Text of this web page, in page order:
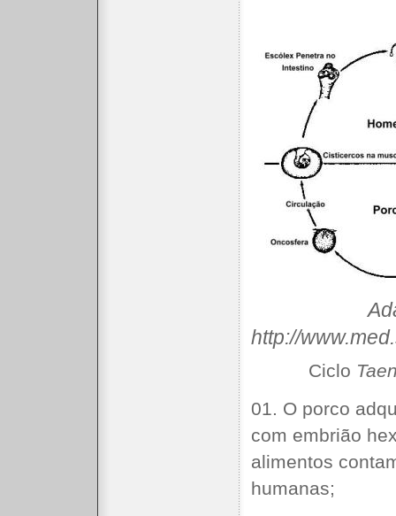
http://
Ciclo
01. O porco
com embrião
alimentos
humanas;